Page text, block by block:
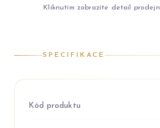
Kliknutím zobrazíte detail
SPECIFIKACE
Kód produktu